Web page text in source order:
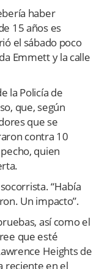
haber
15 años es
el sábado poco
Emmett y la calle
la Policía de
que, según
que se
contra 10
quien
“Había
Un impacto”.
así como el
que esté
Heights de
reciente en el